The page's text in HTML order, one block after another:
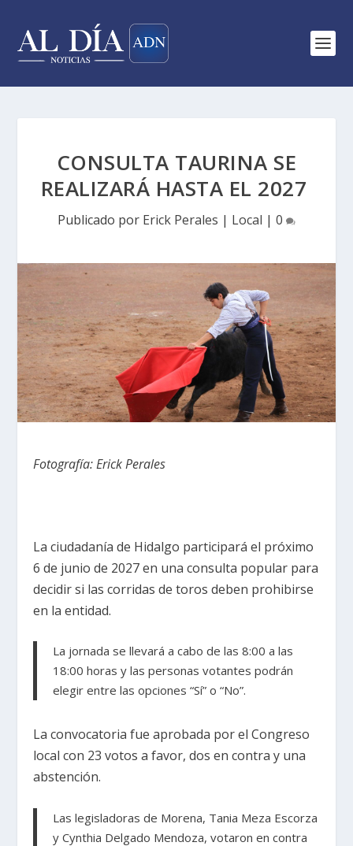
CONSULTA TAURINA SE
REALIZARÁ HASTA EL 2027
Publicado por Erick Perales | Local | 0
Fotografía: Erick Perales
La ciudadanía de Hidalgo participará el próximo
6 de junio de 2027 en una consulta popular para
decidir si las corridas de toros deben prohibirse
en la entidad.
La jornada se llevará a cabo de las 8:00 a las
18:00 horas y las personas votantes podrán
elegir entre las opciones “Sí” o “No”.
La convocatoria fue aprobada por el Congreso
local con 23 votos a favor, dos en contra y una
abstención.
Las legisladoras de Morena, Tania Meza Escorza
y Cynthia Delgado Mendoza, votaron en contra